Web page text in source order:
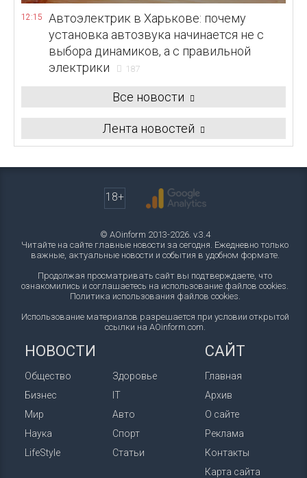
12:15
Автоэлектрик в Харькове: почему
установка автозвука начинается не с
выбора динамиков, а с правильной
электрики
187
Все новости
Лента новостей
18+
© AOinform 2013-2026. v.3.4
Читайте на сайте главные новости за сегодня. Ежедневно только
важные, актуальные новости и события в удобном формате.
Продолжая просматривать сайт вы подтверждаете, что
ознакомились и соглашаетесь на использование файлов cookies.
Политика использования файлов cookies.
Использование материалов разрешается при условии открытой
ссылки на AOinform.com.
НОВОСТИ
Общество
Бизнес
Мир
Наука
LifeStyle
Здоровье
IT
Авто
Спорт
Статьи
САЙТ
Главная
Архив
О сайте
Реклама
Контакты
Карта сайта